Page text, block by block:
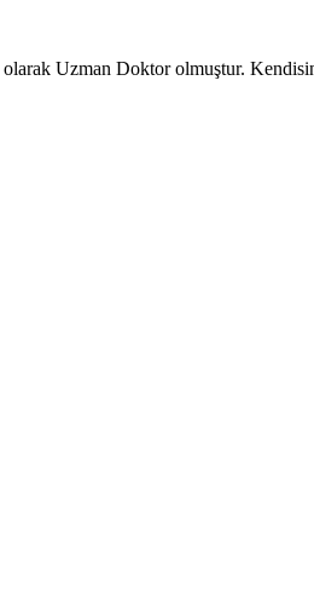
Uzman Doktor olmuştur.